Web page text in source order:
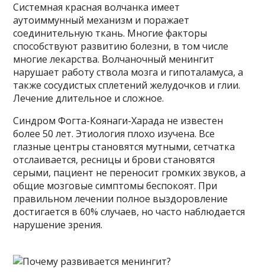
Системная красная волчанка имеет
аутоиммунный механизм и поражает
соединительную ткань. Многие факторы
способствуют развитию болезни, в том числе
многие лекарства. Волчаночный менингит
нарушает работу ствола мозга и гипоталамуса, а
также сосудистых сплетений желудочков и глии.
Лечение длительное и сложное.
Синдром Фогта-Коянаги-Харада не известен
более 50 лет. Этиология плохо изучена. Все
глазные центры становятся мутными, сетчатка
отслаивается, ресницы и брови становятся
серыми, пациент не переносит громких звуков, а
общие мозговые симптомы беспокоят. При
правильном лечении полное выздоровление
достигается в 60% случаев, но часто наблюдается
нарушение зрения.